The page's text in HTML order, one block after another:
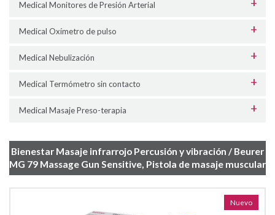
Medical Monitores de Presión Arterial
Medical Oxímetro de pulso
Medical Nebulización
Medical Termómetro sin contacto
Medical Masaje Preso-terapia
Bienestar Masaje infrarrojo Percusión y vibración / Beurer
MG 79 Massage Gun Sensitive, Pistola de masaje muscular
Nuevo